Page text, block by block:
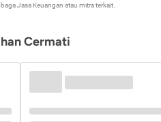
Jasa Keuangan atau mitra terkait.
Cermati